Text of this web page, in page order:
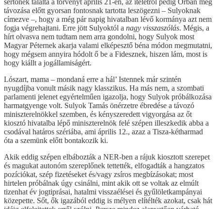
távozása előtt gyorsan fontosnak tartotta leszögezni – Sulyoknak
címezve –, hogy a még pár napig hivatalban lévő kormánya azt nem
fogja végrehajtani. Erre jött Sulyoktól a nagy visszaszólás. Mégis, a
hírt olvasva nem tudtam nem arra gondolni, hogy Sulyok most
Magyar Péternek akarja valami elképesztő béna módon megmutatni,
hogy mégsem annyira hódolt ő be a Fidesznek, hiszen lám, most is
hogy kiállt a jogállamiságért.
Lószart, mama – mondaná erre a hál’ Istennek már szintén
nyugdíjba vonult másik nagy klasszikus. Ha más nem, a szombati
parlamenti jelenet egyértelműen igazolja, hogy Sulyok próbálkozása
harmatgyenge volt. Sulyok Tamás önérzetre ébredése a távozó
miniszterelnökkel szemben, és kényszeredett vigyorgása az őt
kiosztó hivatalba lépő miniszterelnök felé szépen illeszkedik abba a
csodával határos szériába, ami április 12., azaz a Tisza-kétharmad
óta a szemünk előtt bontakozik ki.
Akik eddig szépen elbábozták a NER-ben a rájuk kiosztott szerepet
és magukat autonóm szereplőnek tettették, elfogadták a hangzatos
pozíciókat, szép fizetéseket és/vagy zsíros megbízásokat; most
hirtelen próbálnak úgy csinálni, mint akik ott se voltak az elmúlt
tizenhat év jogtiprásai, hatalmi visszaélései és gyűlöletkampányai
közepette. Sőt, ők igazából eddig is mélyen elítélték azokat, csak hát